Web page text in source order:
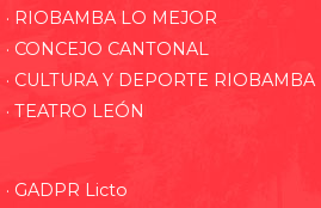
· RIOBAMBA LO MEJOR
· CONCEJO CANTONAL
· CULTURA Y DEPORTE RIOBAMBA
· TEATRO LEÓN
· GADPR Licto